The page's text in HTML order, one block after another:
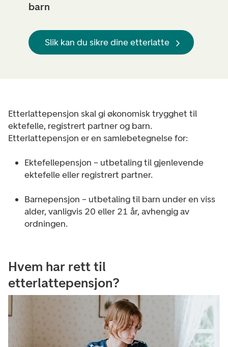
barn
Slik kan du sikre dine etterlatte
Etterlattepensjon skal gi økonomisk trygghet til
ektefelle, registrert partner og barn.
Etterlattepensjon er en samlebetegnelse for:
Ektefellepensjon – utbetaling til gjenlevende
ektefelle eller registrert partner.
Barnepensjon – utbetaling til barn under en viss
alder, vanligvis 20 eller 21 år, avhengig av
ordningen.
Hvem har rett til
etterlattepensjon?